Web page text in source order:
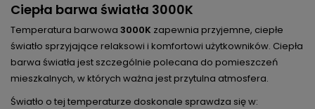
Ciepła barwa światła 3000K
Temperatura barwowa 3000K zapewnia przyjemne, ciepłe
światło sprzyjające relaksowi i komfortowi użytkowników. Ciepła
barwa światła jest szczególnie polecana do pomieszczeń
mieszkalnych, w których ważna jest przytulna atmosfera.
Światło o tej temperaturze doskonale sprawdza się w: